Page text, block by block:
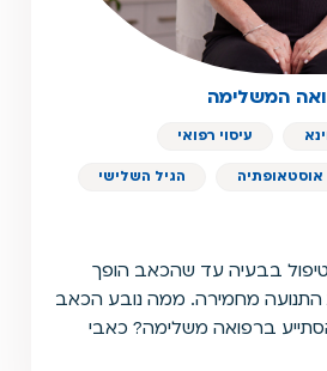
המשלימה
עיסוי רפואי
אוסטאופתיה הגיל השלישי
בבעיה עד שהכאב הופך
התנועה מחמירה. ממה נובע הכאב
ברפואה משלימה? כאבי